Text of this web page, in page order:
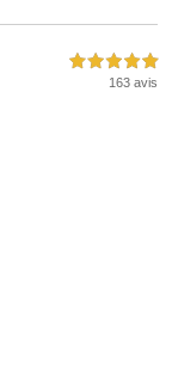
5,0 étoiles sur 5
163 avis